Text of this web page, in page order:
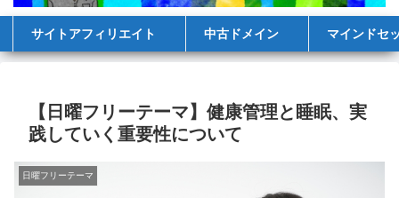
サイトアフィリエイト 中古ドメイン マインドセ
【日曜フリーテーマ】健康管理と睡眠、実
践していく重要性について
日曜フリーテーマ